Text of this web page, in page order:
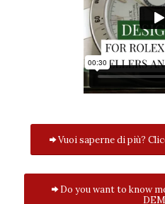
Vuoi saperne di più?
Do you want to know